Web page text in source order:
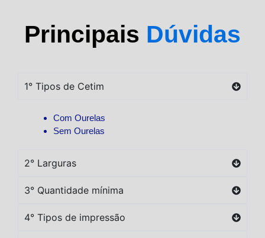
Principais Dúvidas
1° Tipos de Cetim
Com Ourelas
Sem Ourelas
2° Larguras
3° Quantidade mínima
4° Tipos de impressão